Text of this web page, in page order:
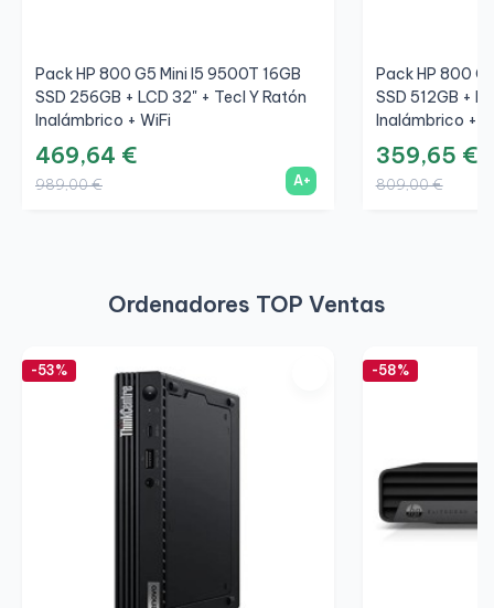
Pack HP 800 G5 Mini I5 9500T 16GB
SSD 256GB + LCD 32" + Tecl Y Ratón
Inalámbrico + WiFi
469,64 €
989,00 € A+
Pack HP 800
SSD 512GB +
Inalámbrico +
359,65 €
809,00 €
Ordenadores TOP Ventas
-53% -58%